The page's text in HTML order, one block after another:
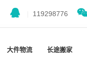
119298776
大件物流 长途搬家